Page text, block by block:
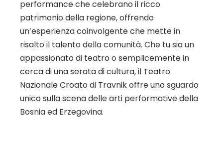
performance che celebrano il ricco
patrimonio della regione, offrendo
un’esperienza coinvolgente che mette in
risalto il talento della comunità. Che tu sia un
appassionato di teatro o semplicemente in
cerca di una serata di cultura, il Teatro
Nazionale Croato di Travnik offre uno sguardo
unico sulla scena delle arti performative della
Bosnia ed Erzegovina.